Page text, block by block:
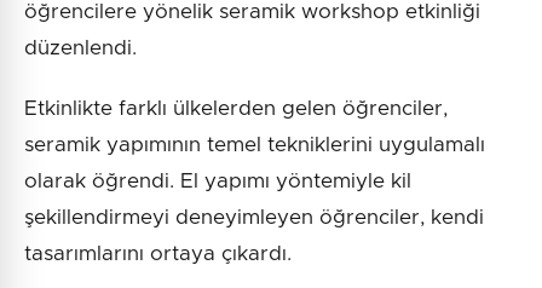
öğrencilere yönelik seramik workshop etkinliği
düzenlendi.
Etkinlikte farklı ülkelerden gelen öğrenciler,
seramik yapımının temel tekniklerini uygulamalı
olarak öğrendi. El yapımı yöntemiyle kil
şekillendirmeyi deneyimleyen öğrenciler, kendi
tasarımlarını ortaya çıkardı.